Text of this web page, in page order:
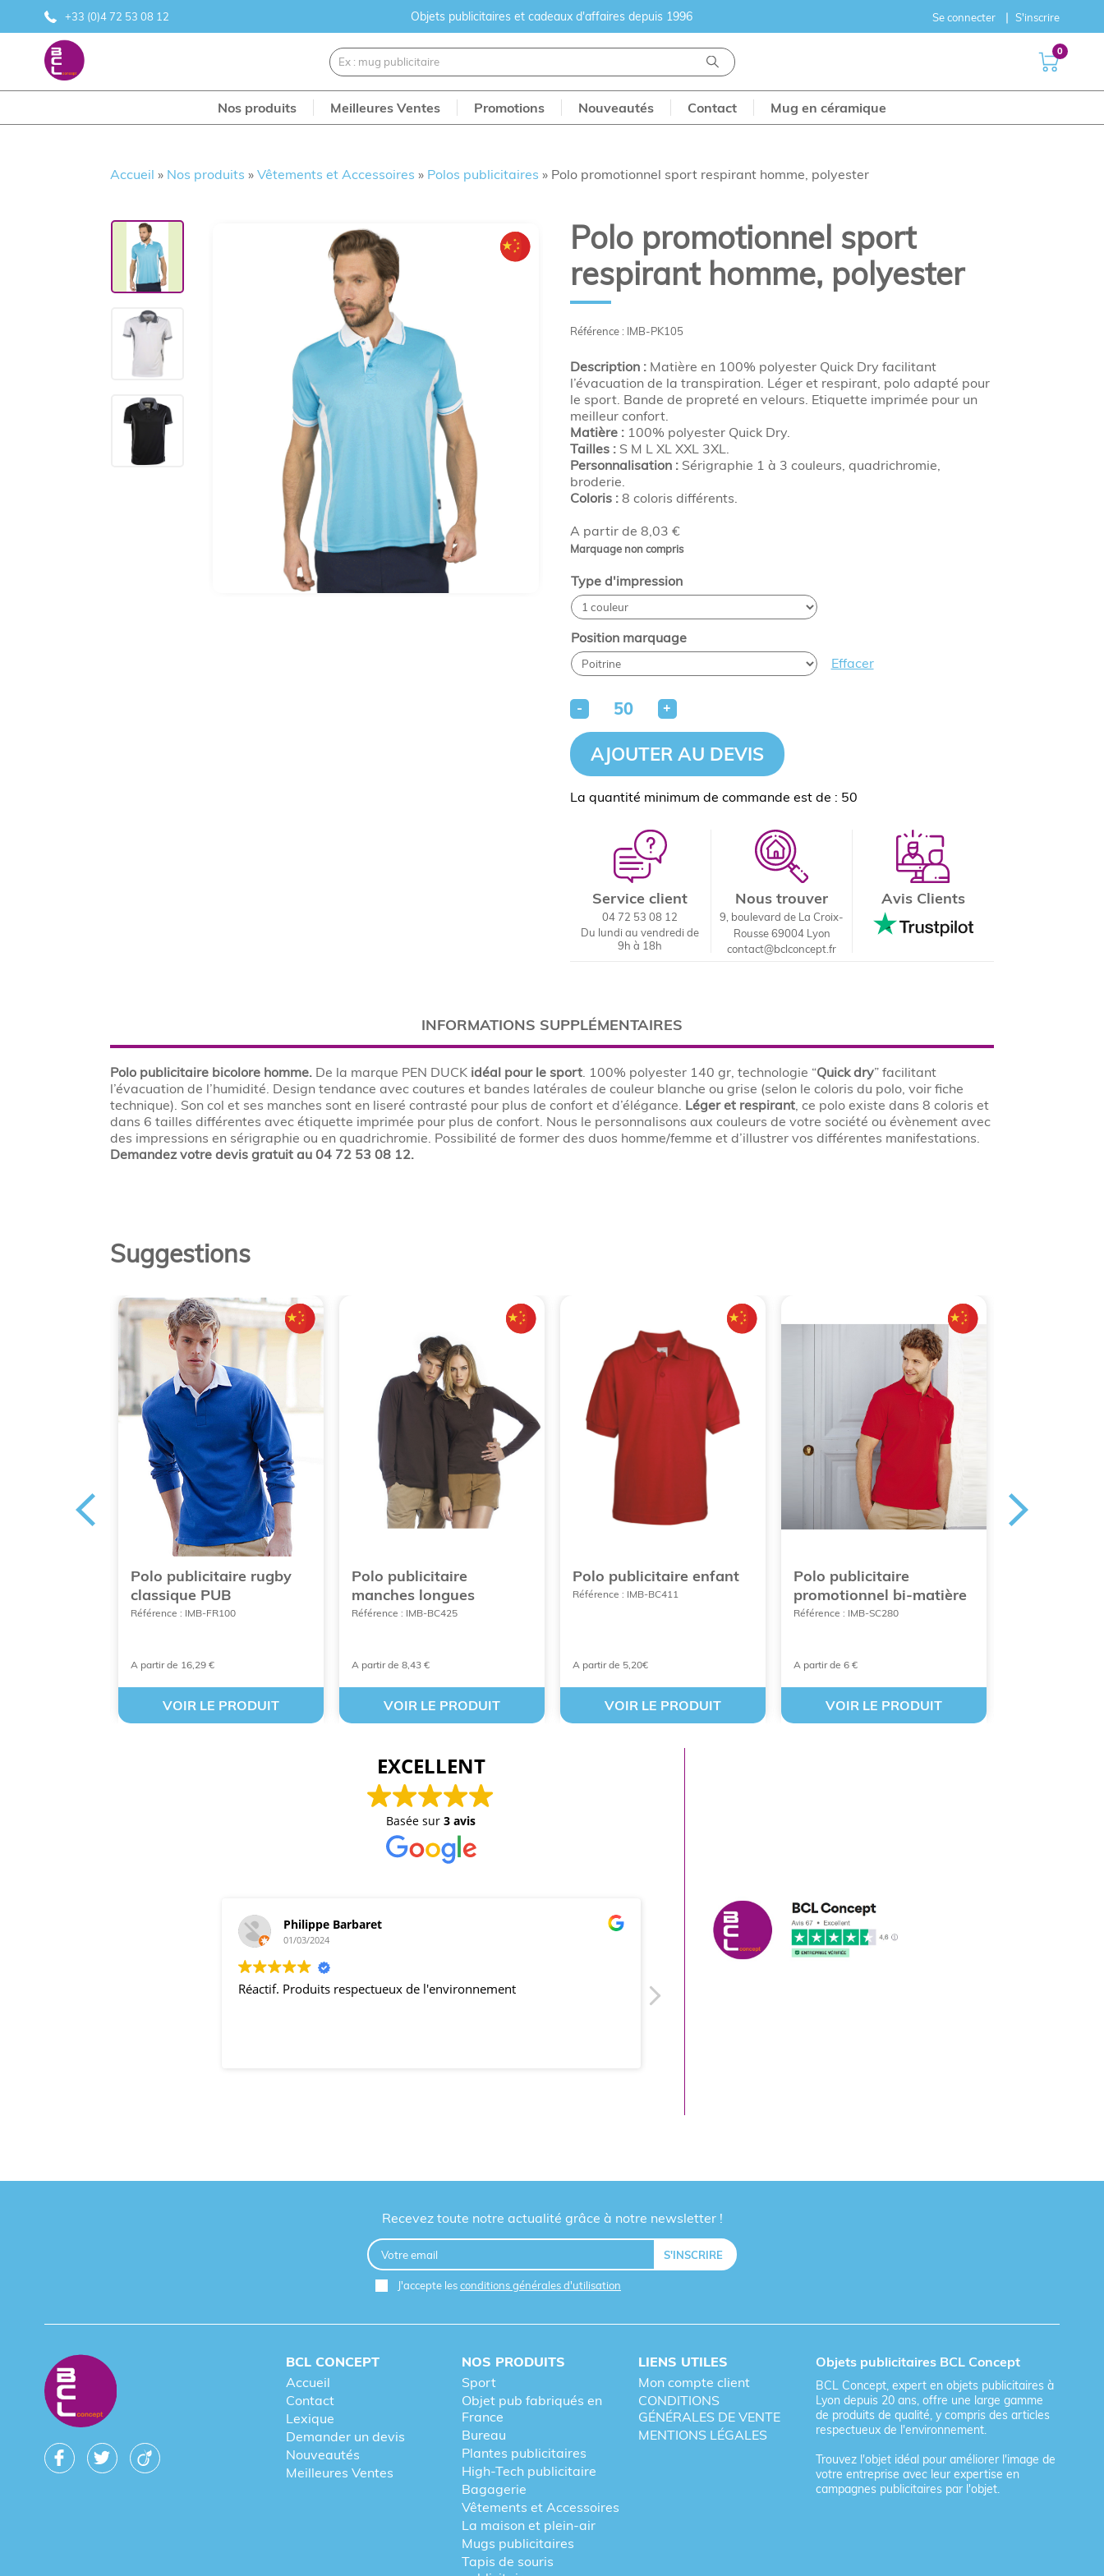
+33 (0)4 72 53 08 12 Objets publicitaires et cadeaux d'affaires depuis 1996 Se connecter S'inscrire
0
Nos produits Meilleures Ventes Promotions Nouveautés Contact Mug en céramique
Accueil » Nos produits »Vêtements et Accessoires » Polos publicitaires » Polo promotionnel sport respirant homme, polyester
Référence : IMB-PK105
A partir de 8,03 €
Marquage non compris
Polo promotionnel sport
respirant homme, polyester
Description :Matière en 100% polyester Quick Dry facilitant
l’évacuation de la transpiration. Léger et respirant, polo adapté pour
le sport. Bande de propreté en velours. Etiquette imprimée pour un
meilleur confort.
Matière :100% polyester Quick Dry.
Tailles :S M L XL XXL 3XL.
Personnalisation :Sérigraphie 1 à 3 couleurs, quadrichromie,
broderie.
Coloris :8 coloris différents.
Type d'impression
Position marquage
Effacer
- +
AJOUTER AU DEVIS
La quantité minimum de commande est de : 50
Service client
04 72 53 08 12
Du lundi au vendredi de
9h à 18h
Nous trouver
9, boulevard de La Croix-
Rousse 69004 Lyon
contact@bclconcept.fr
Avis Clients
INFORMATIONS SUPPLÉMENTAIRES
Polo publicitaire bicolore homme. De la marque PEN DUCK idéal pour le sport. 100% polyester 140 gr, technologie “Quick dry” facilitant
l’évacuation de l’humidité. Design tendance avec coutures et bandes latérales de couleur blanche ou grise (selon le coloris du polo, voir fiche
technique). Son col et ses manches sont en liseré contrasté pour plus de confort et d’élégance. Léger et respirant, ce polo existe dans 8 coloris et
dans 6 tailles différentes avec étiquette imprimée pour plus de confort. Nous le personnalisons aux couleurs de votre société ou évènement avec
des impressions en sérigraphie ou en quadrichromie. Possibilité de former des duos homme/femme et d’illustrer vos différentes manifestations.
Demandez votre devis gratuit au 04 72 53 08 12.
Suggestions
Polo publicitaire rugby
classique PUB
Référence : IMB-FR100
A partir de 16,29 €
VOIR LE PRODUIT
Polo publicitaire
manches longues
Référence : IMB-BC425
A partir de 8,43 €
VOIR LE PRODUIT
Polo publicitaire enfant
Référence : IMB-BC411
A partir de 5,20€
VOIR LE PRODUIT
Polo publicitaire
promotionnel bi-matière
Référence : IMB-SC280
A partir de 6 €
VOIR LE PRODUIT
EXCELLENT
Basée sur3 avis
Philippe Barbaret
01/03/2024
Réactif. Produits respectueux de l'environnement
marcus leleu
21/03/2018
Recevez toute notre actualité grâce à notre newsletter !
J'accepte lesconditions générales d'utilisation
BCL CONCEPT
Accueil
Contact
Lexique
Demander un devis
Nouveautés
Meilleures Ventes
NOS PRODUITS
Sport
Objet pub fabriqués en
France
Bureau
Plantes publicitaires
High-Tech publicitaire
Bagagerie
Vêtements et Accessoires
La maison et plein-air
Mugs publicitaires
Tapis de souris
LIENS UTILES
Mon compte client
CONDITIONS
GÉNÉRALES DE VENTE
MENTIONS LÉGALES
Objets publicitaires BCL Concept
BCL Concept, expert en objets publicitaires à
Lyon depuis 20 ans, offre une large gamme
de produits de qualité, y compris des articles
respectueux de l'environnement.
Trouvez l'objet idéal pour améliorer l'image de
votre entreprise avec leur expertise en
campagnes publicitaires par l'objet.